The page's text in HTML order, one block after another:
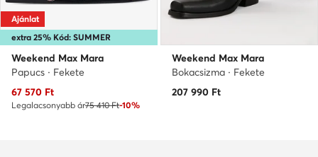
extra 25% Kód: SUMMER
Ajánlat
Weekend Max Mara
Papucs · Fekete
Aktuális ár
67 570 Ft
Legalacsonyabb ár75 410 Ft-10%
Weekend Max Mara
Bokacsizma · Fekete
207 990 Ft